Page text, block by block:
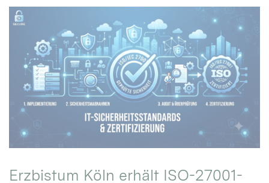
Erzbistum Köln erhält ISO-27001-